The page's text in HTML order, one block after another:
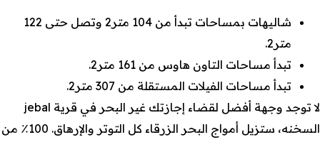
شاليهات بمساحات تبدأ من 104 متر2 وتصل حتى 122
متر2.
تبدأ مساحات التاون هاوس من 161 متر2.
تبدأ مساحات الفيلات المستقلة من 307 متر2.
لا توجد وجهة أفضل لقضاء إجازتك غير البحر في قرية jebal
السخنه، ستزيل أمواج البحر الزرقاء كل التوتر والإرهاق. 100٪ من